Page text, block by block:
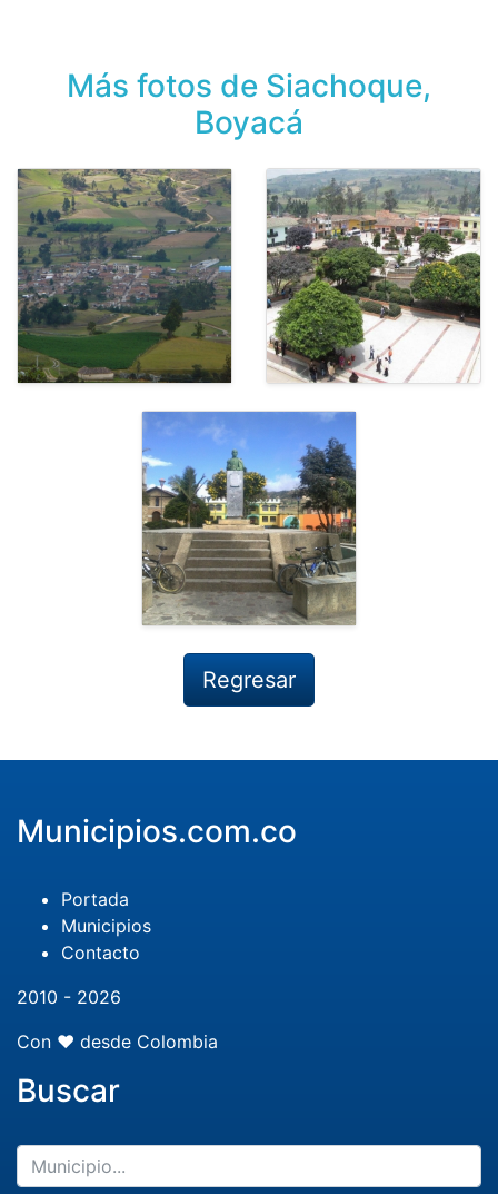
Más fotos de Siachoque,
Boyacá
Regresar
Municipios.com.co
Portada
Municipios
Contacto
2010 - 2026
Con ❤️ desde Colombia
Buscar